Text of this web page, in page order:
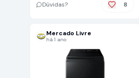
Dúvidas? 8
Mercado Livre
há 1 ano